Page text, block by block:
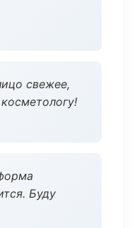
свежее,
Буду